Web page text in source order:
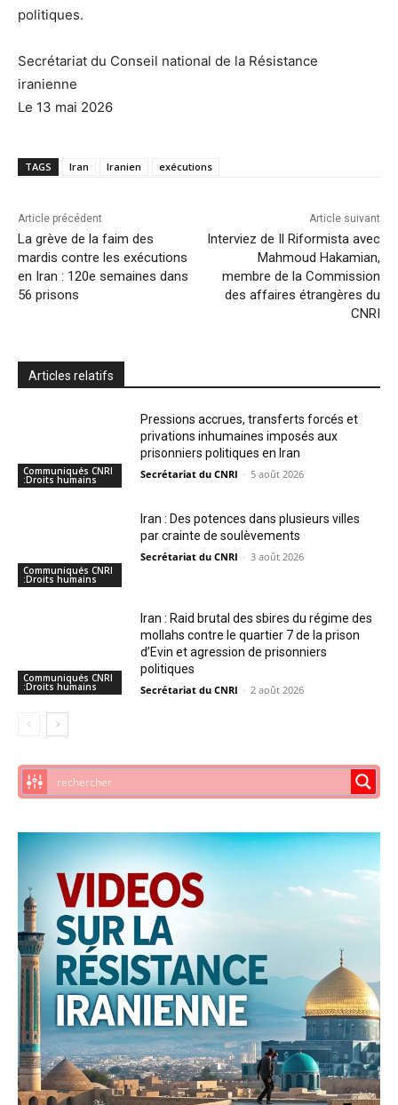
politiques.
Secrétariat du Conseil national de la Résistance
iranienne
Le 13 mai 2026
TAGS Iran Iranien exécutions
Article précédent
La grève de la faim des
mardis contre les exécutions
en Iran : 120e semaines dans
56 prisons
Article suivant
Interviez de Il Riformista avec
Mahmoud Hakamian,
membre de la Commission
des affaires étrangères du
CNRI
Articles relatifs
Communiqués CNRI
:Droits humains
Pressions accrues, transferts forcés et
privations inhumaines imposés aux
prisonniers politiques en Iran
Secrétariat du CNRI - 5 août 2026
Communiqués CNRI
:Droits humains
Iran : Des potences dans plusieurs villes
par crainte de soulèvements
Secrétariat du CNRI - 3 août 2026
Communiqués CNRI
:Droits humains
Iran : Raid brutal des sbires du régime des
mollahs contre le quartier 7 de la prison
d’Evin et agression de prisonniers
politiques
Secrétariat du CNRI - 2 août 2026